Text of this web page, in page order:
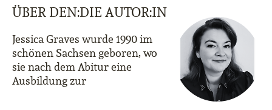
ÜBER DEN:DIE AUTOR:IN
Jessica Graves wurde 1990 im
schönen Sachsen geboren, wo
sie nach dem Abitur eine
Ausbildung zur